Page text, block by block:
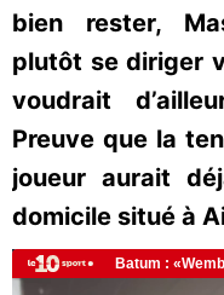
bien rester,
plutôt se diriger
voudrait
Preuve que la
joueur aurait
domicile situé à